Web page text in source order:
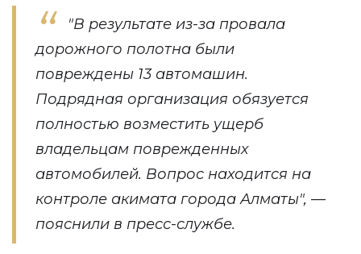
"В результате из-за провала
дорожного полотна были
повреждены 13 автомашин.
Подрядная организация обязуется
полностью возместить ущерб
владельцам поврежденных
автомобилей. Вопрос находится на
контроле акимата города Алматы", —
пояснили в пресс-службе.